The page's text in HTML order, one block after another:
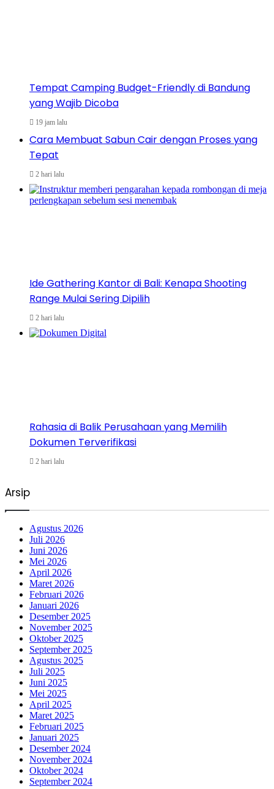
Tempat Camping Budget-Friendly di Bandung
yang Wajib Dicoba
19 jam lalu
Cara Membuat Sabun Cair dengan Proses yang
Tepat
2 hari lalu
Ide Gathering Kantor di Bali: Kenapa Shooting
Range Mulai Sering Dipilih
2 hari lalu
Rahasia di Balik Perusahaan yang Memilih
Dokumen Terverifikasi
2 hari lalu
Arsip
Agustus 2026
Juli 2026
Juni 2026
Mei 2026
April 2026
Maret 2026
Februari 2026
Januari 2026
Desember 2025
November 2025
Oktober 2025
September 2025
Agustus 2025
Juli 2025
Juni 2025
Mei 2025
April 2025
Maret 2025
Februari 2025
Januari 2025
Desember 2024
November 2024
Oktober 2024
September 2024